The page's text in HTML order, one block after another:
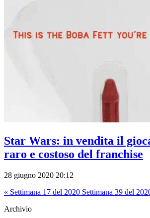
Star Wars: in vendita il
raro e costoso del franchise
28 giugno 2020 20:12
« Settimana 17 del 2020 Settimana 39 del
Archivio